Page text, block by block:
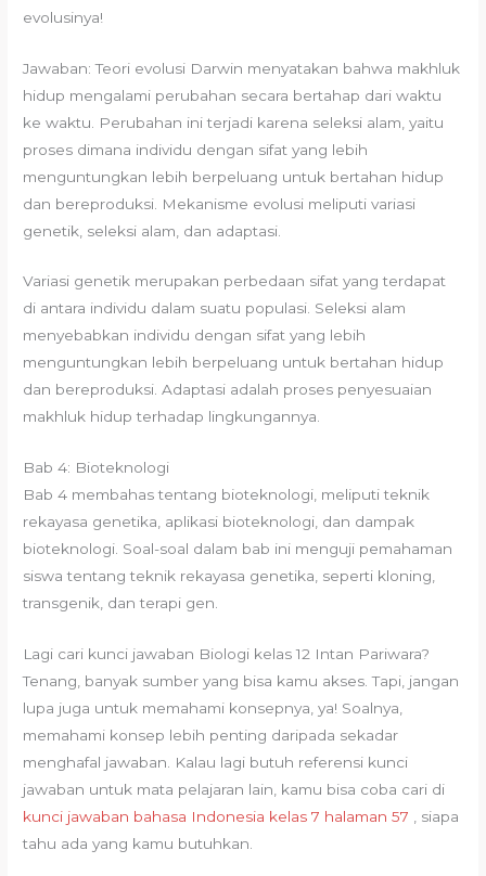
evolusinya!
Jawaban: Teori evolusi Darwin menyatakan bahwa makhluk
hidup mengalami perubahan secara bertahap dari waktu
ke waktu. Perubahan ini terjadi karena seleksi alam, yaitu
proses dimana individu dengan sifat yang lebih
menguntungkan lebih berpeluang untuk bertahan hidup
dan bereproduksi. Mekanisme evolusi meliputi variasi
genetik, seleksi alam, dan adaptasi.
Variasi genetik merupakan perbedaan sifat yang terdapat
di antara individu dalam suatu populasi. Seleksi alam
menyebabkan individu dengan sifat yang lebih
menguntungkan lebih berpeluang untuk bertahan hidup
dan bereproduksi. Adaptasi adalah proses penyesuaian
makhluk hidup terhadap lingkungannya.
Bab 4: Bioteknologi
Bab 4 membahas tentang bioteknologi, meliputi teknik
rekayasa genetika, aplikasi bioteknologi, dan dampak
bioteknologi. Soal-soal dalam bab ini menguji pemahaman
siswa tentang teknik rekayasa genetika, seperti kloning,
transgenik, dan terapi gen.
Lagi cari kunci jawaban Biologi kelas 12 Intan Pariwara?
Tenang, banyak sumber yang bisa kamu akses. Tapi, jangan
lupa juga untuk memahami konsepnya, ya! Soalnya,
memahami konsep lebih penting daripada sekadar
menghafal jawaban. Kalau lagi butuh referensi kunci
jawaban untuk mata pelajaran lain, kamu bisa coba cari di
kunci jawaban bahasa Indonesia kelas 7 halaman 57 , siapa
tahu ada yang kamu butuhkan.